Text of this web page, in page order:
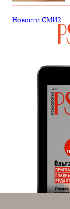
Новости СМИ2